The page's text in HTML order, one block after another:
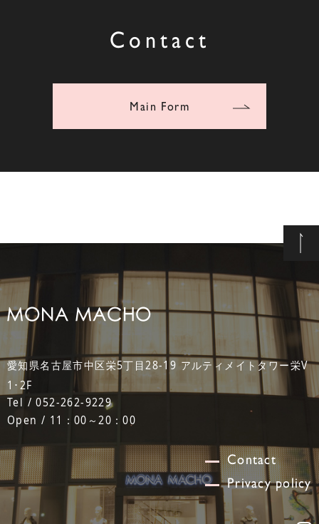
Contact
Main Form
愛知県名古屋市中区栄5丁目28-19 アルティメイトタワー栄V
1･2F
Tel / 052-262-9229
Open / 11：00～20：00
Contact
Privacy policy